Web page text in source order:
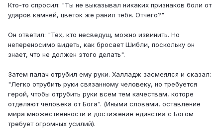
Кто-то спросил: "Ты не выказывал никаких признаков боли от
ударов камней, цветок же ранил тебя. Отчего?"
Он ответил: "Тех, кто несведущ, можно извинить. Но
непереносимо видеть, как бросает Шибли, поскольку он
знает, что не должен этого делать".
Затем палач отрубил ему руки. Халладж засмеялся и сказал:
"Легко отрубить руки связанному человеку, но требуется
герой, чтобы отрубить руки всем тем качествам, которе
отделяют человека от Бога". (Иными словами, оставление
мира множественности и достижение единства с Богом
требует огромных усилий).